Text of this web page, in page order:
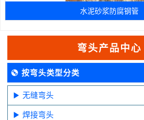
水泥砂浆防腐钢管
弯头产品中心
按弯头类型分类
无缝弯头
焊接弯头